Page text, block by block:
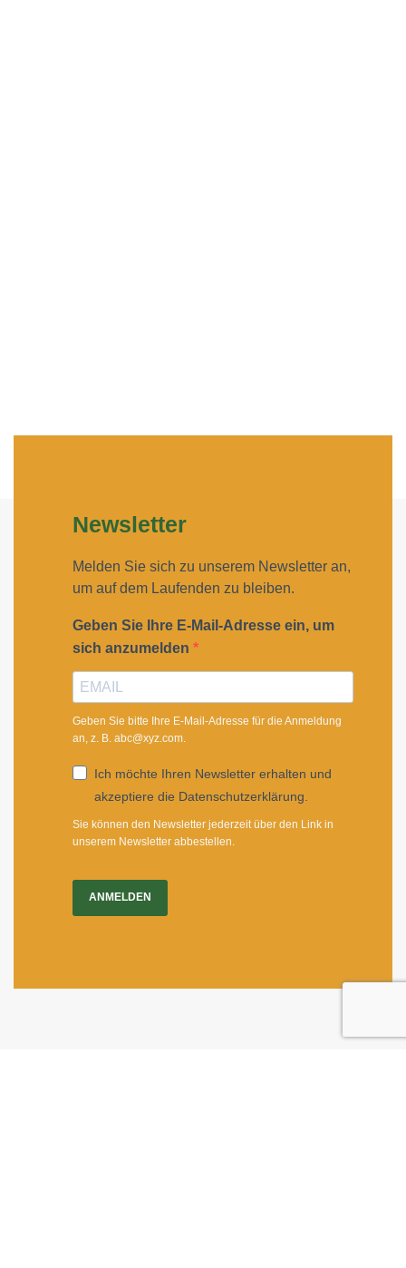
Newsletter
Melden Sie sich zu unserem Newsletter an,
um auf dem Laufenden zu bleiben.
Geben Sie Ihre E-Mail-Adresse ein, um
sich anzumelden
Geben Sie bitte Ihre E-Mail-Adresse für die Anmeldung
an, z. B. abc@xyz.com.
Ich möchte Ihren Newsletter erhalten und
akzeptiere die Datenschutzerklärung.
Sie können den Newsletter jederzeit über den Link in
unserem Newsletter abbestellen.
ANMELDEN